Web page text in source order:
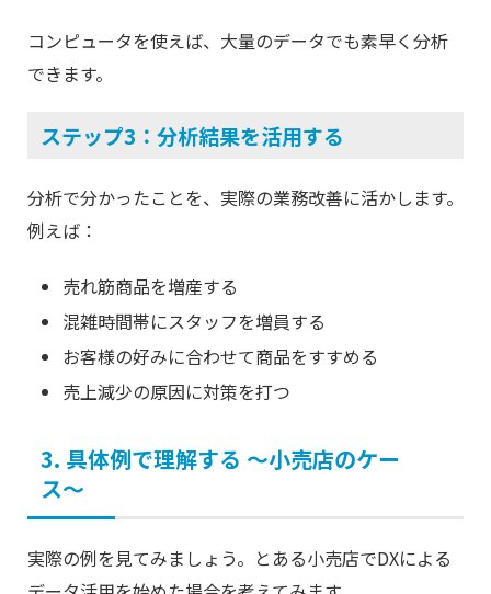
コンピュータを使えば、大量のデータでも素早く分析
できます。
ステップ3：分析結果を活用する
分析で分かったことを、実際の業務改善に活かします。
例えば：
売れ筋商品を増産する
混雑時間帯にスタッフを増員する
お客様の好みに合わせて商品をすすめる
売上減少の原因に対策を打つ
3. 具体例で理解する 〜小売店のケー
ス〜
実際の例を見てみましょう。とある小売店でDXによる